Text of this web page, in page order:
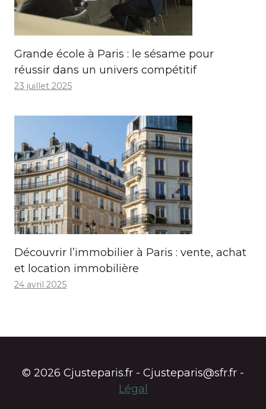
Grande école à Paris : le sésame pour
réussir dans un univers compétitif
23 juillet 2025
Découvrir l’immobilier à Paris : vente, achat
et location immobilière
24 avril 2025
© 2026 Cjusteparis.fr - Cjusteparis@sfr.fr -
Légal